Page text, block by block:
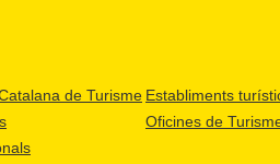
de Turisme Establiments
Oficines de